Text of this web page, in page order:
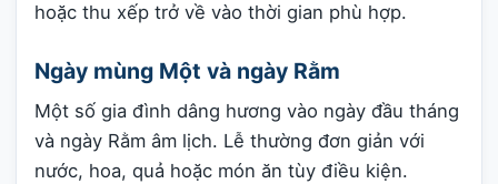
hoặc thu xếp trở về vào thời gian phù hợp.
Ngày mùng Một và ngày Rằm
Một số gia đình dâng hương vào ngày đầu tháng
và ngày Rằm âm lịch. Lễ thường đơn giản với
nước, hoa, quả hoặc món ăn tùy điều kiện.